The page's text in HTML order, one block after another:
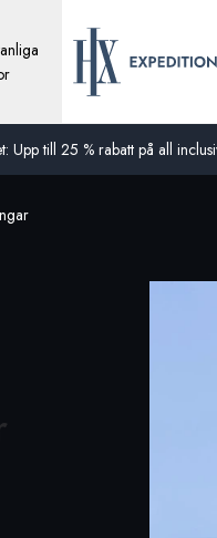
Upp till 25 % rabatt på all